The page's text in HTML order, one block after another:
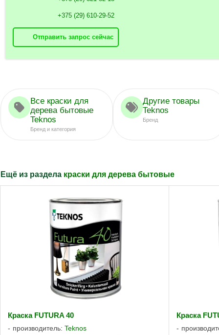
+375 (29) 610-29-52
Отправить запрос сейчас
Все краски для
дерева бытовые
Teknos
Бренд и категория
Другие товары
Teknos
Бренд
Ещё из раздела краски для дерева бытовые
Краска FUTURA 40
производитель: Teknos
Краска